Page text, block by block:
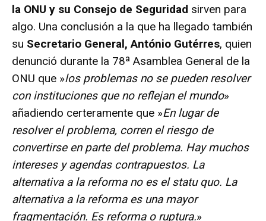
la ONU y su Consejo de Seguridad sirven para
algo. Una conclusión a la que ha llegado también
su Secretario General, António Gutérres, quien
denunció durante la 78ª Asamblea General de la
ONU que »los problemas no se pueden resolver
con instituciones que no reflejan el mundo»
añadiendo certeramente que »En lugar de
resolver el problema, corren el riesgo de
convertirse en parte del problema. Hay muchos
intereses y agendas contrapuestos. La
alternativa a la reforma no es el statu quo. La
alternativa a la reforma es una mayor
fragmentación. Es reforma o ruptura.»